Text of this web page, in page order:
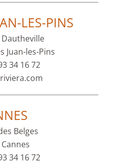
LES-PINS
Dautheville
Juan-les-Pins
34 16 72
Belges
34 16 72